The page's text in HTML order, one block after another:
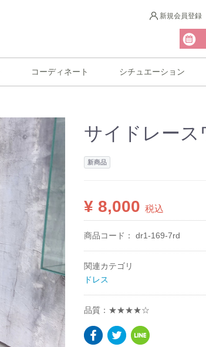
新規会員登録
コーディネート シチュエーション
サイドレース
新商品
¥ 8,000 税込
商品コード： dr1-169-7rd
関連カテゴリ
ドレス
品質：★★★★☆